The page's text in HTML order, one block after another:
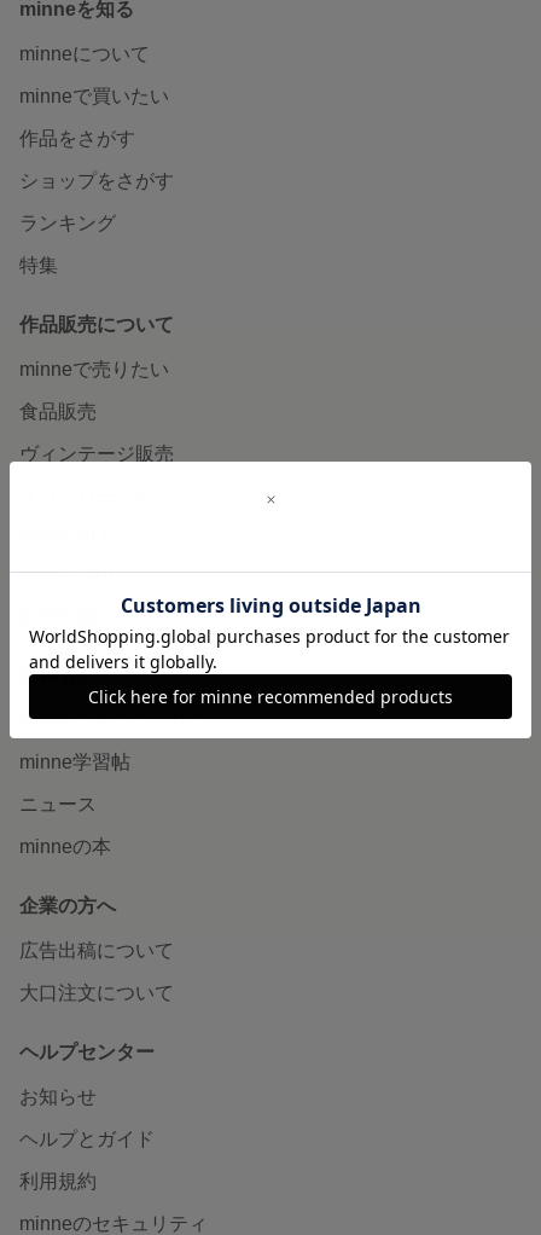
minneを知る
minneについて
minneで買いたい
作品をさがす
ショップをさがす
ランキング
特集
作品販売について
minneで売りたい
食品販売
ヴィンテージ販売
minne LAB
販売支援企画・イベント
読みもの
minneとものづくりと
minne学習帖
ニュース
minneの本
企業の方へ
広告出稿について
大口注文について
ヘルプセンター
お知らせ
ヘルプとガイド
利用規約
minneのセキュリティ